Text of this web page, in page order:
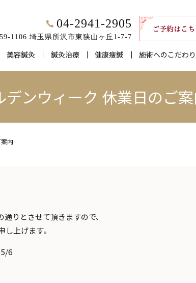
04-2941-2905
1106 埼玉県所沢市東狭山ヶ丘1-7-7
美容鍼灸 鍼灸治療 健康痩鍼 施術へのこだわり
デンウィーク 休業日のご
内
りとさせて頂きますので、
上げます。
6